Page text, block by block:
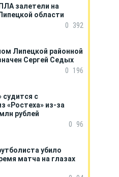
залетели на
области
0
392
Липецкой районной
Сергей Седых
0
196
судится с
«Ростеха» из-за
рублей
0
96
убило
матча на глазах